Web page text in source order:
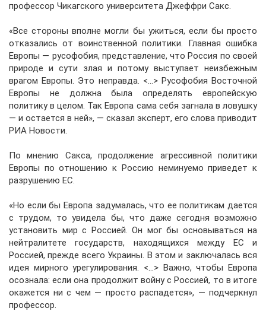
профессор Чикагского университета Джеффри Сакс.
«Все стороны вполне могли бы ужиться, если бы просто
отказались от воинственной политики. Главная ошибка
Европы — русофобия, представление, что Россия по своей
природе и сути злая и потому выступает неизбежным
врагом Европы. Это неправда. <…> Русофобия Восточной
Европы не должна была определять европейскую
политику в целом. Так Европа сама себя загнала в ловушку
— и остается в ней», — сказал эксперт, его слова приводит
РИА Новости.
По мнению Сакса, продолжение агрессивной политики
Европы по отношению к Россию неминуемо приведет к
разрушению ЕС.
«Но если бы Европа задумалась, что ее политикам дается
с трудом, то увидела бы, что даже сегодня возможно
установить мир с Россией. Он мог бы основываться на
нейтралитете государств, находящихся между ЕС и
Россией, прежде всего Украины. В этом и заключалась вся
идея мирного урегулирования. <…> Важно, чтобы Европа
осознала: если она продолжит войну с Россией, то в итоге
окажется ни с чем — просто распадется», — подчеркнул
профессор.